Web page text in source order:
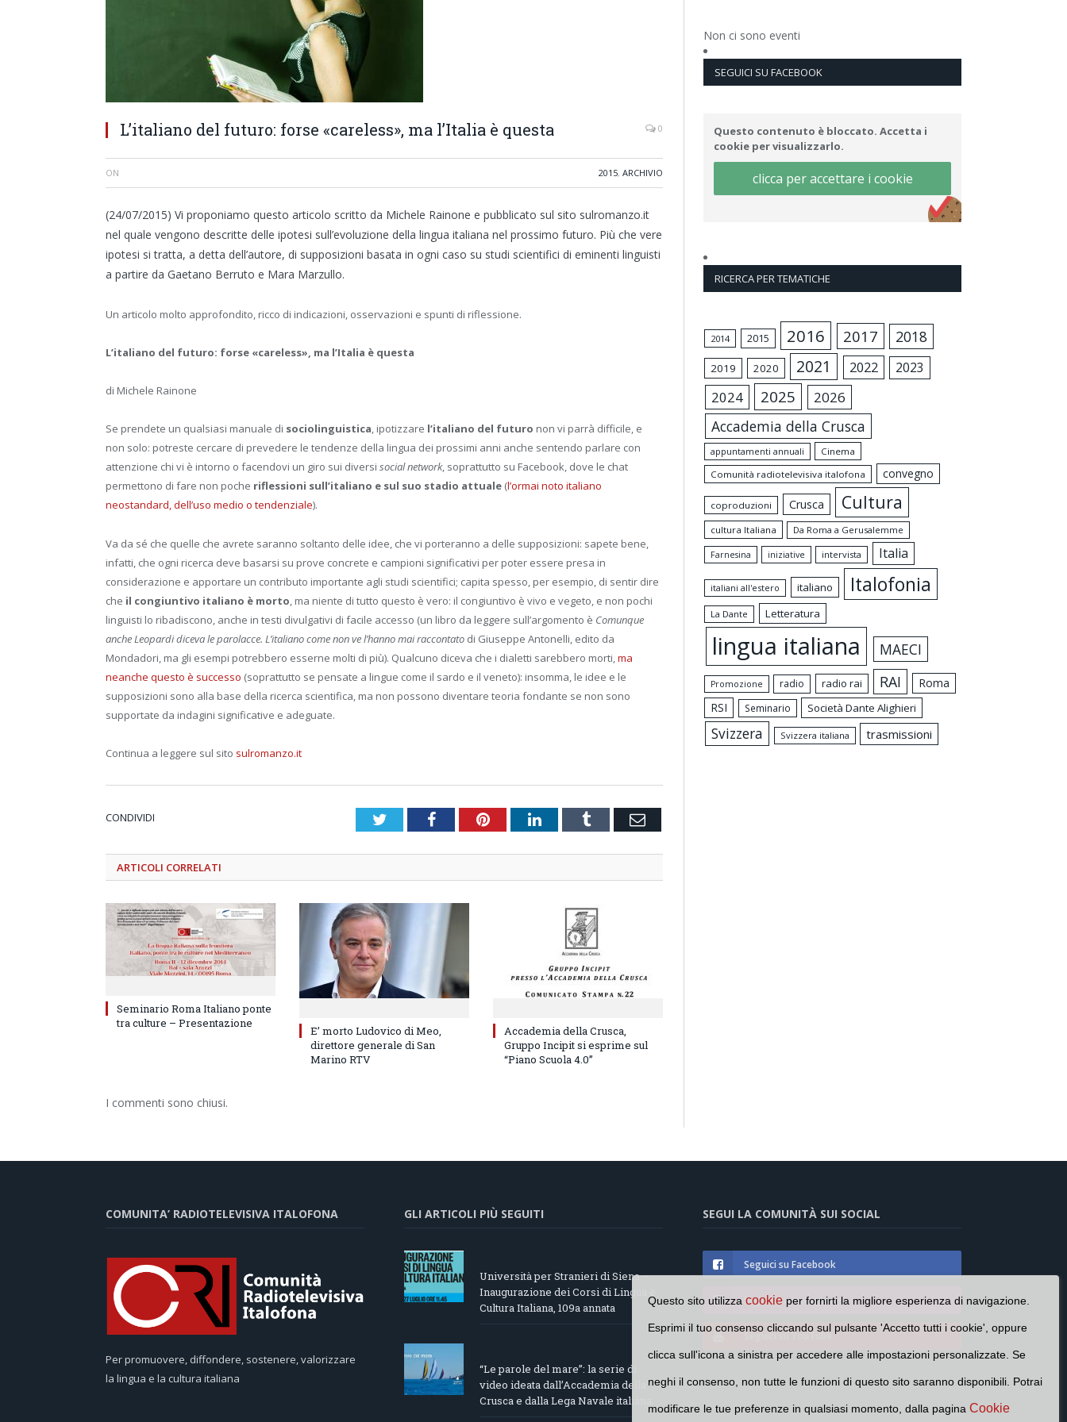
L’italiano del futuro: forse «careless», ma l’Italia è questa 0
ON 2015, ARCHIVIO
(24/07/2015) Vi proponiamo questo articolo scritto da Michele Rainone e pubblicato sul sito sulromanzo.it
nel quale vengono descritte delle ipotesi sull’evoluzione della lingua italiana nel prossimo futuro. Più che vere
ipotesi si tratta, a detta dell’autore, di supposizioni basata in ogni caso su studi scientifici di eminenti linguisti
a partire da Gaetano Berruto e Mara Marzullo.
Un articolo molto approfondito, ricco di indicazioni, osservazioni e spunti di riflessione.
L’italiano del futuro: forse «careless», ma l’Italia è questa
di Michele Rainone
Se prendete un qualsiasi manuale di sociolinguistica, ipotizzare l’italiano del futuro non vi parrà difficile, e
non solo: potreste cercare di prevedere le tendenze della lingua dei prossimi anni anche sentendo parlare con
attenzione chi vi è intorno o facendovi un giro sui diversi social network, soprattutto su Facebook, dove le chat
permettono di fare non poche riflessioni sull’italiano e sul suo stadio attuale (l’ormai noto italiano
neostandard, dell’uso medio o tendenziale).
Va da sé che quelle che avrete saranno soltanto delle idee, che vi porteranno a delle supposizioni: sapete bene,
infatti, che ogni ricerca deve basarsi su prove concrete e campioni significativi per poter essere presa in
considerazione e apportare un contributo importante agli studi scientifici; capita spesso, per esempio, di sentir dire
che il congiuntivo italiano è morto , ma niente di tutto questo è vero: il congiuntivo è vivo e vegeto, e non pochi
linguisti lo ribadiscono, anche in testi divulgativi di facile accesso (un libro da leggere sull’argomento è Comunque
anche Leopardi diceva le parolacce. L’italiano come non ve l’hanno mai raccontato di Giuseppe Antonelli, edito da
Mondadori, ma gli esempi potrebbero esserne molti di più). Qualcuno diceva che i dialetti sarebbero morti, ma
neanche questo è successo (soprattutto se pensate a lingue come il sardo e il veneto): insomma, le idee e le
supposizioni sono alla base della ricerca scientifica, ma non possono diventare teoria fondante se non sono
supportate da indagini significative e adeguate.
Continua a leggere sul sito sulromanzo.it
CONDIVIDI TwitterFacebookPinterestLinkedInTumblr Email
ARTICOLI CORRELATI
Seminario Roma Italiano ponte
tra culture – Presentazione
E’ morto Ludovico di Meo,
direttore generale di San
Marino RTV
Accademia della Crusca,
Gruppo Incipit si esprime sul
“Piano Scuola 4.0”
I commenti sono chiusi.
Non ci sono eventi
SEGUICI SU FACEBOOK
Questo contenuto è bloccato. Accetta i
cookie per visualizzarlo.
clicca per accettare i cookie
RICERCA PER TEMATICHE
2014 2015 2016 2017 2018
2019 2020 2021 2022 2023
2024 2025 2026
Accademia della Crusca
appuntamenti annuali
Cinema
Comunità radiotelevisiva italofona
convegno
coproduzioni Crusca Cultura
cultura Italiana Da Roma a Gerusalemme
Farnesina iniziative intervista Italia
italiani all'estero italiano Italofonia
La Dante Letteratura
lingua italiana MAECI
Promozione radio radio rai RAI
Roma
RSI
Seminario Società Dante Alighieri
Svizzera Svizzera italiana trasmissioni
COMUNITA’ RADIOTELEVISIVA ITALOFONA
Per promuovere, diffondere, sostenere, valorizzare
la lingua e la cultura italiana
GLI ARTICOLI PIÙ SEGUITI
Università per Stranieri di Siena –
Inaugurazione dei Corsi di Lingua e
Cultura Italiana, 109a annata
“Le parole del mare”: la serie di
video ideata dall’Accademia della
Crusca e dalla Lega Navale italiana
SEGUI LA COMUNITÀ SUI SOCIAL
Seguici su Facebook
Seguici su Instagram
Seguici su YouTube
Questo sito utilizzacookie per fornirti la migliore esperienza di navigazione.
Esprimi il tuo consenso cliccando sul pulsante 'Accetto tutti i cookie', oppure
clicca sull'icona a sinistra per accedere alle impostazioni personalizzate. Se
neghi il consenso, non tutte le funzioni di questo sito saranno disponibili. Potrai
modificare le tue preferenze in qualsiasi momento, dalla pagina Cookie